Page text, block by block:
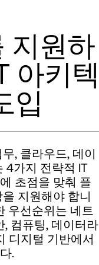
지원하
아키텍
입
, 클라우드, 데이
4가지 전략적 IT
초점을 맞춰 플
지원해야 합니
우선순위는 네트
, 컴퓨팅, 데이터라
디지털 기반에서
.